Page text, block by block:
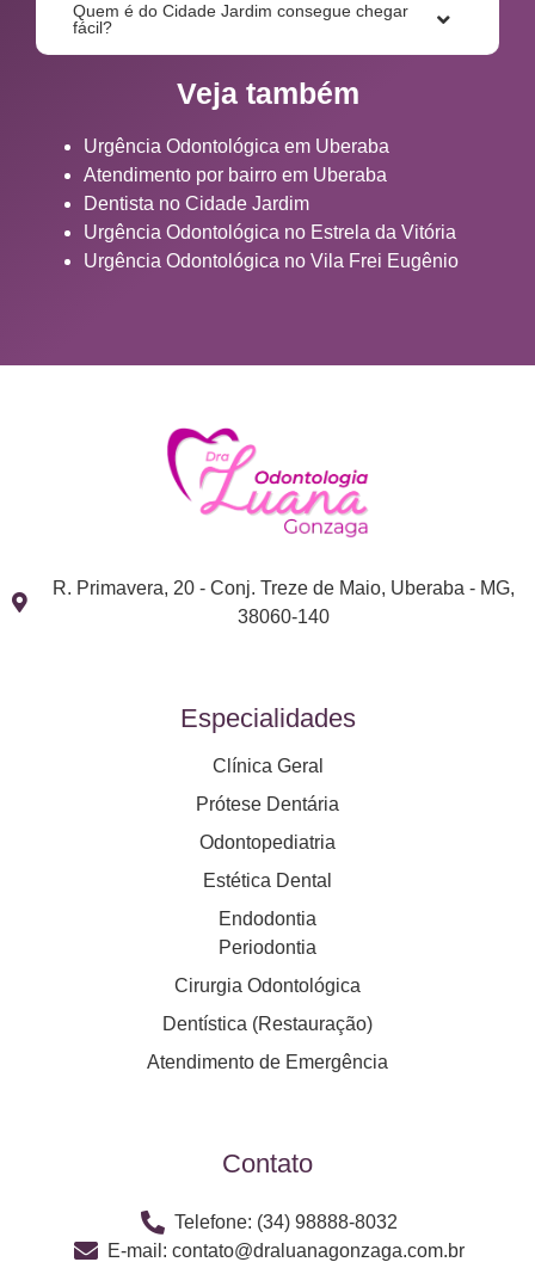
Quem é do Cidade Jardim consegue chegar
fácil?
Veja também
Urgência Odontológica em Uberaba
Atendimento por bairro em Uberaba
Dentista no Cidade Jardim
Urgência Odontológica no Estrela da Vitória
Urgência Odontológica no Vila Frei Eugênio
R. Primavera, 20 - Conj. Treze de Maio, Uberaba - MG,
38060-140
Especialidades
Clínica Geral
Prótese Dentária
Odontopediatria
Estética Dental
Endodontia
Periodontia
Cirurgia Odontológica
Dentística (Restauração)
Atendimento de Emergência
Contato
Telefone: (34) 98888-8032
E-mail: contato@draluanagonzaga.com.br